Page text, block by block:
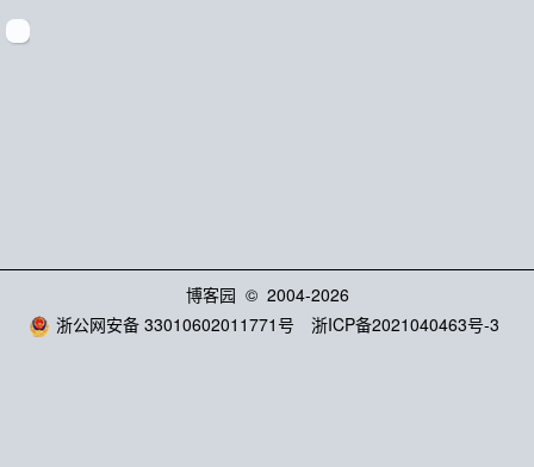
博客园 © 2004-2026
浙公网安备 33010602011771号
浙ICP备2021040463号-3